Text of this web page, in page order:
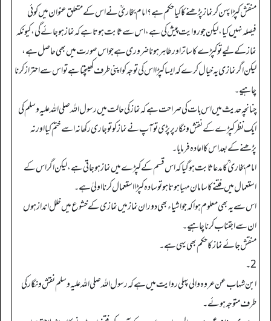
منقش کپڑا پہن کر نماز پڑھنے کا کیا حکم ہے؟ امام بخاریؒ نے اس کے متعلق عنوان میں کوئی
فیصلہ نہیں کیا، لیکن جو روایت پیش کی ہے، اس سے ثابت ہوتا ہے کہ نماز ہو جائے گی، کیونکہ
نماز کے لیے تو کپڑے کا ساتر اورطاہر ہونا ضروری ہے جو اس صورت میں بھی حاصل ہے،
لیکن اگر نمازی یہ خیال کرے کہ ایسا کپڑا اس کی توجہ کو اپنی طرف کھینچتا ہے تو اس سے احتراز کرنا
چاہیے۔
چنانچہ حدیث میں اس بات کی صراحت ہے کہ نماز کی حالت میں رسول اللہ صلی اللہ علیہ وسلم کی
ایک نظر کپڑے کے نقش و نگار پر پڑی تو آپ نے نماز کو تو جاری رکھا نہ اسے ختم کیا اور نہ
پڑھنے کے بعد اس کا اعادہ فرمایا۔
امام بخاری ؒ کا مدعا ثابت ہو گیا کہ اس قسم کے کپڑے میں نماز ہو جاتی ہے، لیکن اگر اس کے
استعمال میں فتنے کا سامان مہیا ہوتا ہو تو سادہ کپڑا استعمال کرنا اولیٰ ہے۔
اس سے یہ بھی معلوم ہوا کہ جو اشیاء بھی دوران نماز میں نمازی کے خشوع میں خلل انداز ہوں
ان سے اجتناب کرنا چاہیے۔
منقش جائے نماز کا حکم بھی یہی ہے۔
2۔
ابن شہاب عن عروہ والی پہلی روایت میں ہے کہ رسول اللہ صلی اللہ علیہ وسلم نقش و نگار کی
طرف متوجہ ہوئے۔